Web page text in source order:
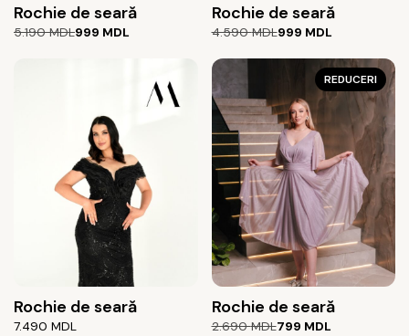
Rochie de seară
5.190MDL
Prețul
999 MDL
Prețul
Rochie de seară
4.590MDL
Prețul
a
4.590 MDL.
999 MDL
Prețul
este:
Rochie de seară
7.490 MDL
REDUCERI
Rochie de seară
2.690MDL
Prețul
799 MDL
Prețul